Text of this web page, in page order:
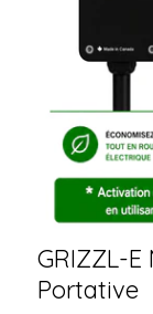
GRIZZL-
Portative